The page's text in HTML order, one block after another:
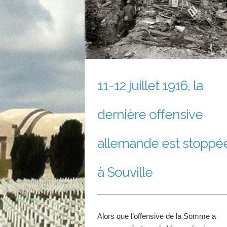
février 2016
Les Amis du Musée de la
Grande Guerre
Le site de la SAM2G
11-12 juillet 1916, la
dernière offensive
allemande est
à Souville
Alors que l’offensive de la Somme a